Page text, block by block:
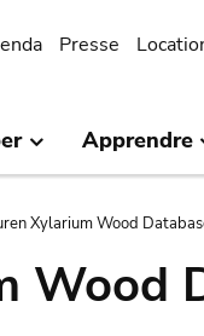
Presse
Apprendre
Xylarium Wood
Wood